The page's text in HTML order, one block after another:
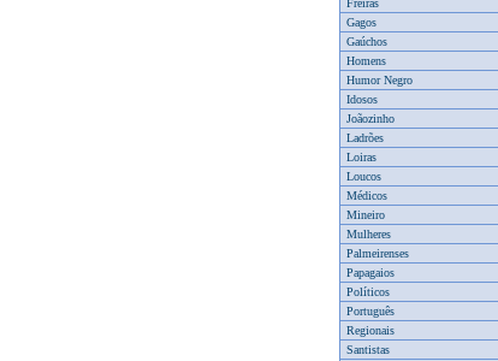
Freiras
Gagos
Gaúchos
Homens
Humor Negro
Idosos
Joãozinho
Ladrões
Loiras
Loucos
Médicos
Mineiro
Mulheres
Palmeirenses
Papagaios
Políticos
Português
Regionais
Santistas